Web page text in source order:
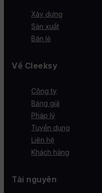
Xây dựng
Sản xuất
Bán lẻ
Về Cleeksy
Công ty
Bảng giá
Pháp lý
Tuyển dụng
Liên hệ
Khách hàng
Tài nguyên